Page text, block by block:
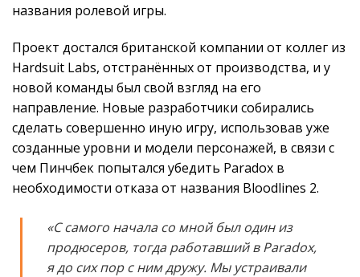
названия ролевой игры.
Проект достался британской компании от коллег из
Hardsuit Labs, отстранённых от производства, и у
новой команды был свой взгляд на его
направление. Новые разработчики собирались
сделать совершенно иную игру, использовав уже
созданные уровни и модели персонажей, в связи с
чем Пинчбек попытался убедить Paradox в
необходимости отказа от названия Bloodlines 2.
«С самого начала со мной был один из
продюсеров, тогда работавший в Paradox,
я до сих пор с ним дружу. Мы устраивали